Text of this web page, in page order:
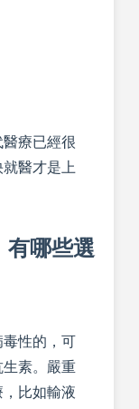
療已經很
醫才是上
有哪些選
性的，可
素。嚴重
比如輸液